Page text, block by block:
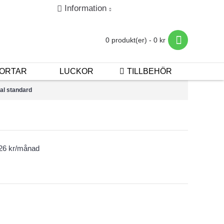
Information
0 produkt(er) - 0 kr
LUCKOR TILLBEHÖR
standard
kr/månad